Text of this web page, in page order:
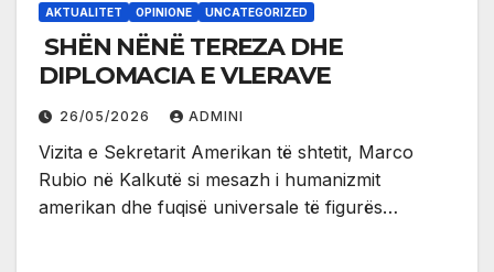
AKTUALITET OPINIONE UNCATEGORIZED
SHËN NËNË TEREZA DHE
DIPLOMACIA E VLERAVE
26/05/2026 ADMINI
Vizita e Sekretarit Amerikan të shtetit, Marco
Rubio në Kalkutë si mesazh i humanizmit
amerikan dhe fuqisë universale të figurës…